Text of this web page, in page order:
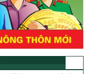
tiêu quốc gia xây dựng
phát triển kinh tế – xã
núi giai đoạn 2026 –
mục tiều quốc gia xây
và phát triển kinh tế –